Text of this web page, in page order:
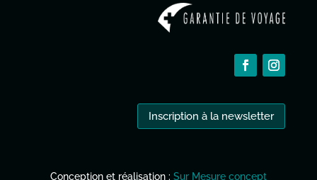
Inscription à la newsletter
Conception et réalisation : Sur Mesure concept